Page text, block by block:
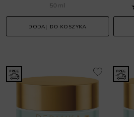
50 ml
DODAJ DO KOSZYKA